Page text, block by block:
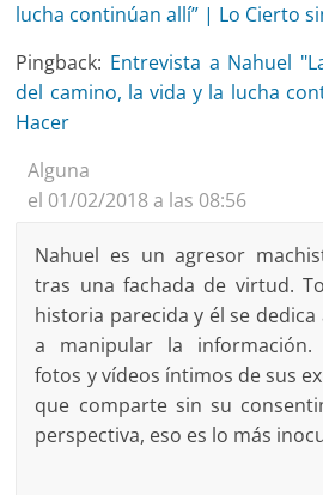
lucha continúan allí” | Lo Cierto
Pingback: Entrevista a Nahuel
del camino, la vida y la lucha
Hacer
Alguna
el 01/02/2018 a las 08:56
Nahuel es un agresor
tras una fachada de virtud.
historia parecida y él se
a manipular la información.
fotos y vídeos íntimos de sus
que comparte sin su
perspectiva, eso es lo más